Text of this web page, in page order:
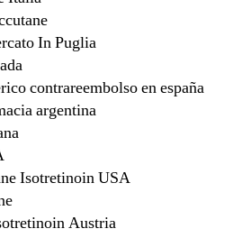
In Puglia
contrareembolso en españa
argentina
Isotretinoin USA
Austria